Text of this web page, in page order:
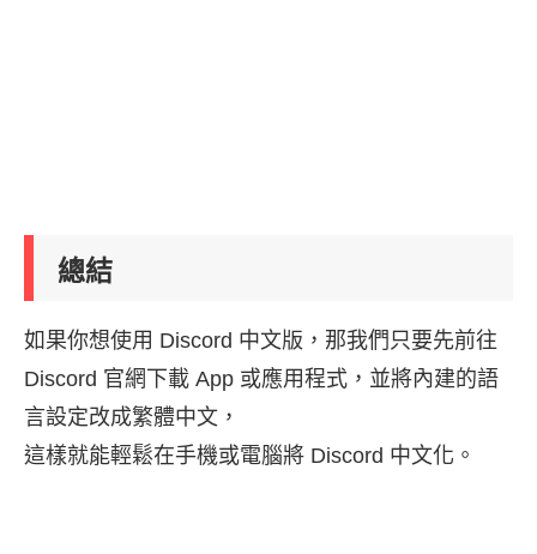
總結
如果你想使用 Discord 中文版，那我們只要先前往
Discord 官網下載 App 或應用程式，並將內建的語
言設定改成繁體中文，
這樣就能輕鬆在手機或電腦將 Discord 中文化。